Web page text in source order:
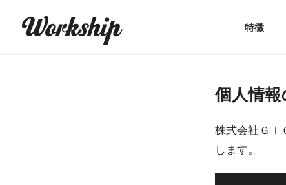
特徴
個人情
株式会社ＧＩ
します。